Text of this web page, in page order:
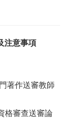
注意事項
著作送審教師
格審查送審論